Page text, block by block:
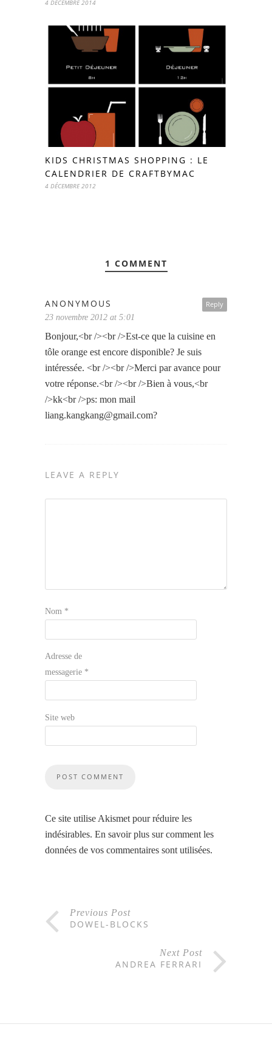
4 DÉCEMBRE 2014
KIDS CHRISTMAS SHOPPING : LE
CALENDRIER DE CRAFTBYMAC
4 DÉCEMBRE 2012
1 COMMENT
Reply
ANONYMOUS
23 novembre 2012 at 5:01
Bonjour,<br /><br />Est-ce que la cuisine en
tôle orange est encore disponible? Je suis
intéressée. <br /><br />Merci par avance pour
votre réponse.<br /><br />Bien à vous,<br
/>kk<br />ps: mon mail
liang.kangkang@gmail.com?
LEAVE A REPLY
Nom *
Adresse de
messagerie *
Site web
Ce site utilise Akismet pour réduire les
indésirables. En savoir plus sur comment les
données de vos commentaires sont utilisées.
Previous Post
DOWEL-BLOCKS
Next Post
ANDREA FERRARI